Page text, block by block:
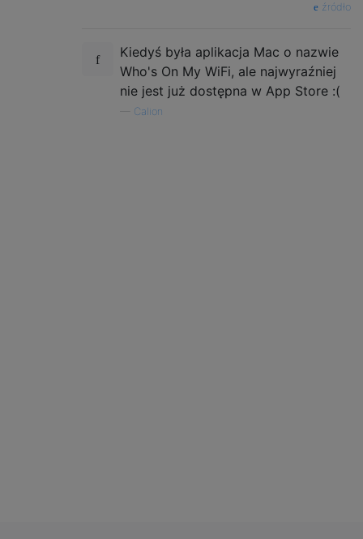
źródło
Kiedyś była aplikacja Mac o nazwie
Who's On My WiFi, ale najwyraźniej
nie jest już dostępna w App Store :(
Calion